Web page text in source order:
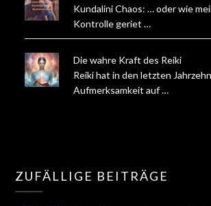
Kundalini Chaos: … oder wie
Kontrolle geriet …
Die wahre Kraft des Reiki
Reiki hat in den letzten
Aufmerksamkeit auf …
ZUFÄLLIGE BEITRÄGE